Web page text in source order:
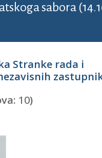
sabora
Stranke rada i
10)